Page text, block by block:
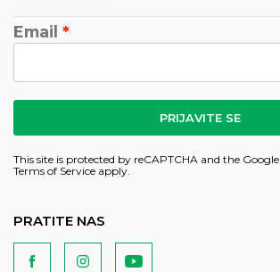
Email
PRIJAVITE SE
This site is protected by reCAPTCHA and the Google
Terms of Service apply.
PRATITE NAS